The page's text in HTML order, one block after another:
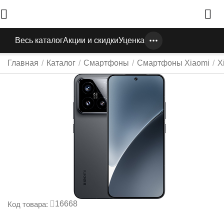
Весь каталогАкции и скидкиУценка
Главная / Каталог / Смартфоны / Смартфоны Xiaomi /
Код товара: 16668